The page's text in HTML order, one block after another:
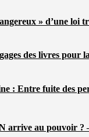
» d’une loi
des livres pour
: Entre fuite des
arrive au pouvoir ?